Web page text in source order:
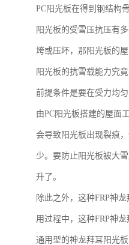
PC阳光板在得到钢结构
阳光板的受雪压抗压有
垮或压坏，那阳光板的
阳光板的抗雪载能力究
前提条件是要在受力均匀
由PC阳光板搭建的屋面
会导致阳光板出现裂痕
少。要防止阳光板被大
升了。
除此之外，这种FRP神
用过程中，这种FRP神
通用型的神龙拜耳阳光